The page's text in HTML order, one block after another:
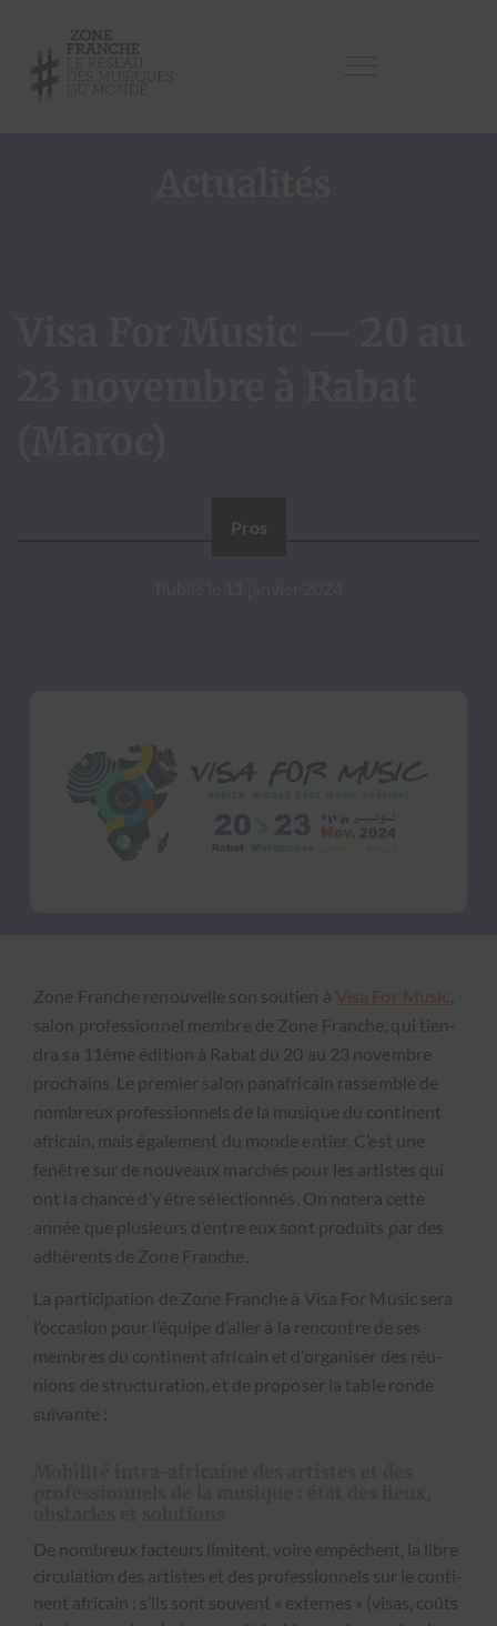
Pros
Zone Franche renou­velle son sou­tien à Visa For Music
salon pro­fes­sion­nel mem­bre de Zone Franche, qui tien­
dra sa 11ème édi­tion à Rabat du 20 au 23 novem­bre
prochains. Le pre­mier salon panafricain rassem­ble de
nom­breux pro­fes­sion­nels de la musique du con­ti­nent
africain, mais égale­ment du monde entier. C’est une
fenêtre sur de nou­veaux marchés pour les artistes qui
ont la chance d’y être sélec­tion­nés. On notera cette
année que plusieurs d’en­tre eux sont pro­duits par des
adhérents de Zone Franche.
La par­tic­i­pa­tion de Zone Franche à Visa For Music sera
l’oc­ca­sion pour l’équipe d’aller à la ren­con­tre de ses
mem­bres du con­ti­nent africain et d’or­gan­is­er des réu­
nions de struc­tura­tion, et de pro­pos­er la table ronde
suiv­ante :
De nom­breux fac­teurs lim­i­tent, voire empêchent, la libre
cir­cu­la­tion des artistes et des pro­fes­sion­nels sur le con­ti­
nent africain : s’ils sont sou­vent « externes » (visas, coûts